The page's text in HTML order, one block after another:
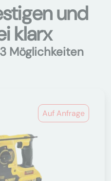
und
klarx
Möglichkeiten
Auf Anfrage